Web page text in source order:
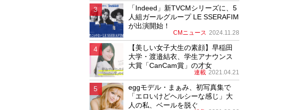
「Indeed」新TVCMシリーズに、5
人組ガールグループ LE SSERAFIM
が出演開始！
CMニュース 2024.11.28
【美しい女子大生の素顔】早稲田
大学・渡邉結衣、学生アナウンス
大賞「CanCam賞」の才女
連載 2021.04.21
eggモデル・まぁみ、初写真集で
「エロいけどヘルシーな感じ」大
人の私、ベールを脱ぐ